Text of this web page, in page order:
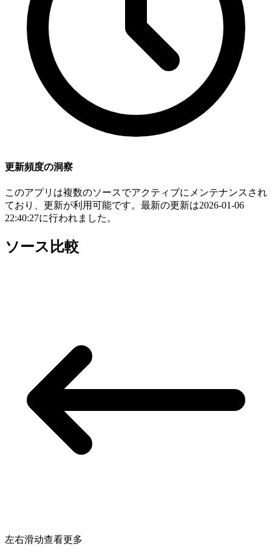
更新頻度の洞察
このアプリは複数のソースでアクティブにメンテナンスされ
ており、更新が利用可能です。最新の更新は2026-01-06
22:40:27に行われました。
ソース比較
左右滑动查看更多